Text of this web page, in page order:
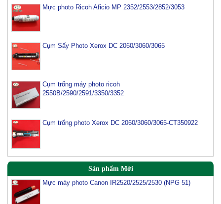
Mực photo Ricoh Aficio MP 2352/2553/2852/3053
Cụm Sấy Photo Xerox DC 2060/3060/3065
Cụm trống máy photo ricoh
2550B/2590/2591/3350/3352
Cụm trống photo Xerox DC 2060/3060/3065-CT350922
Sản phẩm Mới
Mực máy photo Canon IR2520/2525/2530 (NPG 51)